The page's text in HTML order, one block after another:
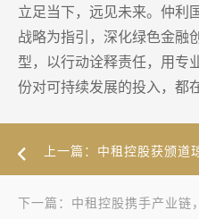
立足当下，远见未来。仲利
战略为指引，深化绿色金融
型，以行动诠释责任，用专
份对可持续发展的投入，都
上一篇：中租控股获颁
下一篇：中租控股携手产业链